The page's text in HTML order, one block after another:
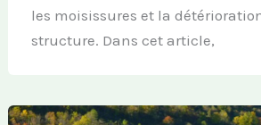
les moisissures et la
structure. Dans cet article,